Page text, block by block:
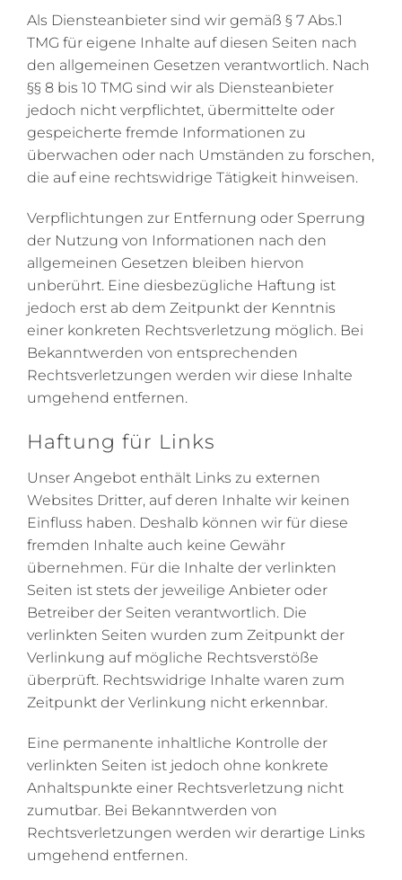
Als Diensteanbieter sind wir gemäß § 7 Abs.1
TMG für eigene Inhalte auf diesen Seiten nach
den allgemeinen Gesetzen verantwortlich. Nach
§§ 8 bis 10 TMG sind wir als Diensteanbieter
jedoch nicht verpflichtet, übermittelte oder
gespeicherte fremde Informationen zu
überwachen oder nach Umständen zu forschen,
die auf eine rechtswidrige Tätigkeit hinweisen.
Verpflichtungen zur Entfernung oder Sperrung
der Nutzung von Informationen nach den
allgemeinen Gesetzen bleiben hiervon
unberührt. Eine diesbezügliche Haftung ist
jedoch erst ab dem Zeitpunkt der Kenntnis
einer konkreten Rechtsverletzung möglich. Bei
Bekanntwerden von entsprechenden
Rechtsverletzungen werden wir diese Inhalte
umgehend entfernen.
Haftung für Links
Unser Angebot enthält Links zu externen
Websites Dritter, auf deren Inhalte wir keinen
Einfluss haben. Deshalb können wir für diese
fremden Inhalte auch keine Gewähr
übernehmen. Für die Inhalte der verlinkten
Seiten ist stets der jeweilige Anbieter oder
Betreiber der Seiten verantwortlich. Die
verlinkten Seiten wurden zum Zeitpunkt der
Verlinkung auf mögliche Rechtsverstöße
überprüft. Rechtswidrige Inhalte waren zum
Zeitpunkt der Verlinkung nicht erkennbar.
Eine permanente inhaltliche Kontrolle der
verlinkten Seiten ist jedoch ohne konkrete
Anhaltspunkte einer Rechtsverletzung nicht
zumutbar. Bei Bekanntwerden von
Rechtsverletzungen werden wir derartige Links
umgehend entfernen.